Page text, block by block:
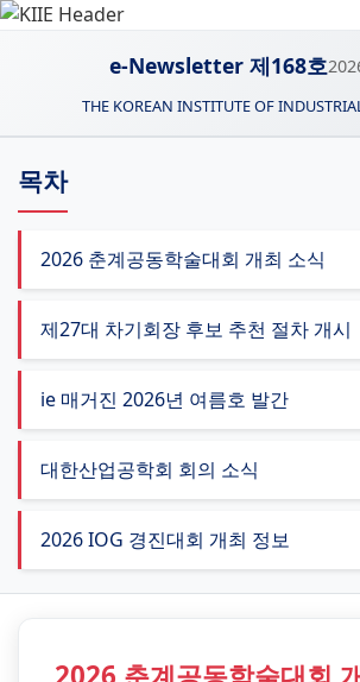
e-Newsletter 제168호
THE KOREAN INSTITUTE OF
목차
2026 춘계공동학술대회 개최 소식
제27대 차기회장 후보 추천 절차 개시
ie 매거진 2026년 여름호 발간
대한산업공학회 회의 소식
2026 IOG 경진대회 개최 정보